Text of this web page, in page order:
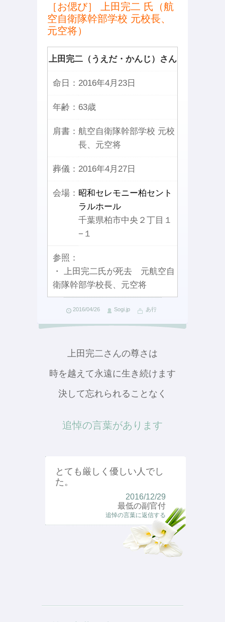
［お偲び］ 上田完二 氏（航
空自衛隊幹部学校 元校長、
元空将）
上田完二（うえだ・かんじ）さん
命日： 2016年4月23日
年齢： 63歳
肩書： 航空自衛隊幹部学校 元校
長、元空将
葬儀： 2016年4月27日
会場： 昭和セレモニー柏セント
ラルホール
千葉県柏市中央２丁目１
−１
参照：
・ 上田完二氏が死去 元航空自
衛隊幹部学校長、元空将
2016/04/26 Sogi.jp あ行
上田完二さんの尊さは
時を越えて永遠に生き続けます
決して忘れられることなく
追悼の言葉があります
とても厳しく優しい人でし
た。
2016/12/29
最低の副官付
追悼の言葉に返信する